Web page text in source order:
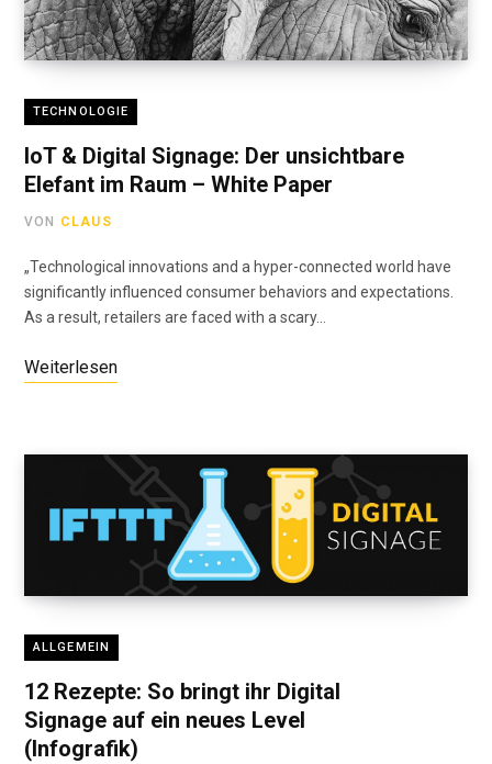
TECHNOLOGIE
IoT & Digital Signage: Der unsichtbare
Elefant im Raum – White Paper
VON CLAUS
„Technological innovations and a hyper-connected world have
significantly influenced consumer behaviors and expectations.
As a result, retailers are faced with a scary…
Weiterlesen
ALLGEMEIN
12 Rezepte: So bringt ihr Digital
Signage auf ein neues Level
(Infografik)